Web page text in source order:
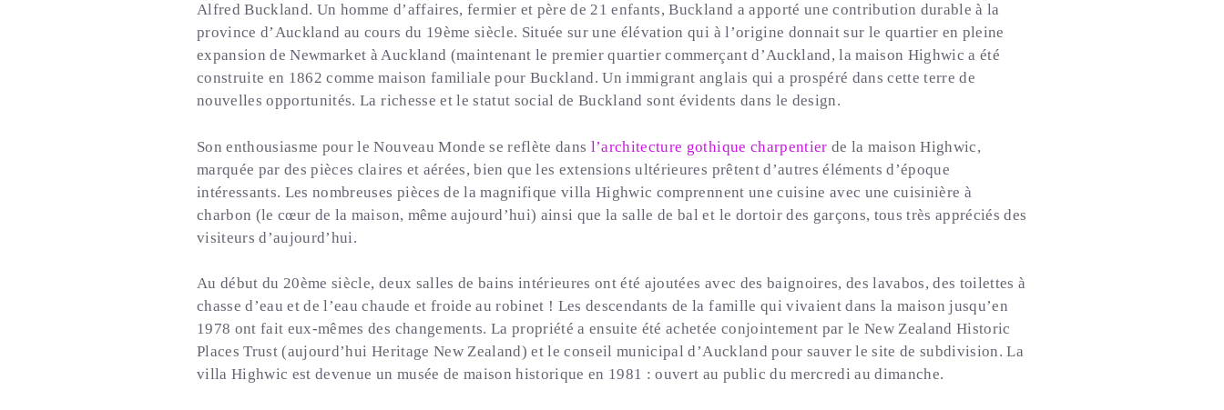
Alfred Buckland. Un homme d’affaires, fermier et père de 21 enfants, Buckland a apporté une contribution durable à la
province d’Auckland au cours du 19ème siècle. Située sur une élévation qui à l’origine donnait sur le quartier en pleine
expansion de Newmarket à Auckland (maintenant le premier quartier commerçant d’Auckland, la maison Highwic a été
construite en 1862 comme maison familiale pour Buckland. Un immigrant anglais qui a prospéré dans cette terre de
nouvelles opportunités. La richesse et le statut social de Buckland sont évidents dans le design.
Son enthousiasme pour le Nouveau Monde se reflète dans l’architecture gothique charpentier de la maison Highwic,
marquée par des pièces claires et aérées, bien que les extensions ultérieures prêtent d’autres éléments d’époque
intéressants. Les nombreuses pièces de la magnifique villa Highwic comprennent une cuisine avec une cuisinière à
charbon (le cœur de la maison, même aujourd’hui) ainsi que la salle de bal et le dortoir des garçons, tous très appréciés des
visiteurs d’aujourd’hui.
Au début du 20ème siècle, deux salles de bains intérieures ont été ajoutées avec des baignoires, des lavabos, des toilettes à
chasse d’eau et de l’eau chaude et froide au robinet ! Les descendants de la famille qui vivaient dans la maison jusqu’en
1978 ont fait eux-mêmes des changements. La propriété a ensuite été achetée conjointement par le New Zealand Historic
Places Trust (aujourd’hui Heritage New Zealand) et le conseil municipal d’Auckland pour sauver le site de subdivision. La
villa Highwic est devenue un musée de maison historique en 1981 : ouvert au public du mercredi au dimanche.